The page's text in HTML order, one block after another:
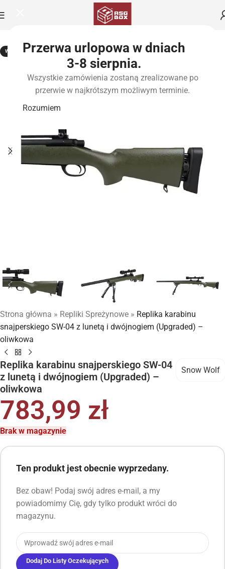
Przerwa urlopowa w dniach
3-8 sierpnia.
Wszystkie zamówienia zostaną zrealizowane po
przerwie w najkrótszym możliwym terminie.
Rozumiem
WYPRZEDANE
Strona główna » Repliki Spreżynowe » Replika karabinu
snajperskiego SW-04 z lunetą i dwójnogiem (Upgraded) –
oliwkowa
Replika karabinu snajperskiego SW-04
z lunetą i dwójnogiem (Upgraded) –
oliwkowa
Snow Wolf
783,99 zł
Brak w magazynie
Ten produkt jest obecnie wyprzedany.
Bez obaw! Podaj swój adres e-mail, a my
powiadomimy Cię, gdy tylko produkt wróci do
magazynu.
Dodaj Do Listy Oczekujących